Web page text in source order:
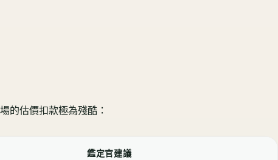
的估價扣款極為殘酷：
鑑定官建議